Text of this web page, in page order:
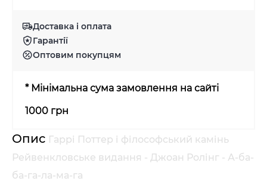
Доставка і оплата
Гарантії
Оптовим покупцям
* Мінімальна сума замовлення на сайті
1000 грн
Опис Гаррі Поттер і філософський камінь
Рейвенкловське видання - Джоан Ролінг - А-ба-
ба-га-ла-ма-га